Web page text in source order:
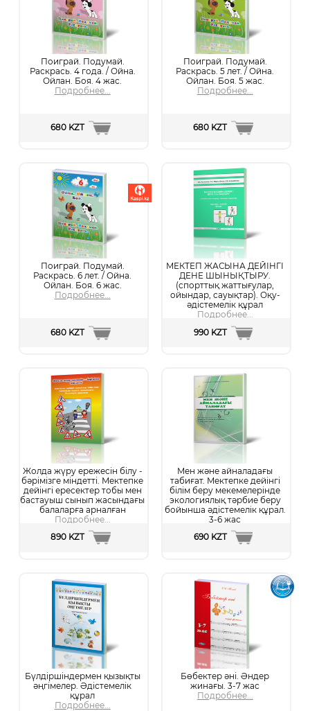
Поиграй. Подумай.
Раскрась. 4 года. / Ойна.
Ойлан. Боя. 4 жас.
Подробнее...
680 KZT
Поиграй. Подумай.
Раскрась. 5 лет. / Ойна.
Ойлан. Боя. 5 жас.
Подробнее...
680 KZT
Поиграй. Подумай.
Раскрась. 6 лет. / Ойна.
Ойлан. Боя. 6 жас.
Подробнее...
680 KZT
МЕКТЕП ЖАСЫНА ДЕЙІНГІ
ДЕНЕ ШЫНЫҚТЫРУ.
(спорттық жаттығулар,
ойындар, сауықтар). Оқу-
әдістемелік құрал
Подробнее...
990 KZT
Жолда жүру ережесін білу -
бәрімізге міндетті. Мектепке
дейінгі ересектер тобы мен
бастауыш сынып жасындағы
балаларға арналған
Подробнее...
890 KZT
Мен және айналадағы
табиғат. Мектепке дейінгі
білім беру мекемелерінде
экологиялық тәрбие беру
бойынша әдістемелік құрал.
3-6 жас
Подробнее...
690 KZT
Бүлдіршіндермен қызықты
әңгімелер. Әдістемелік
құрал
Подробнее...
Бөбектер әні. Әндер
жинағы. 3-7 жас
Подробнее...